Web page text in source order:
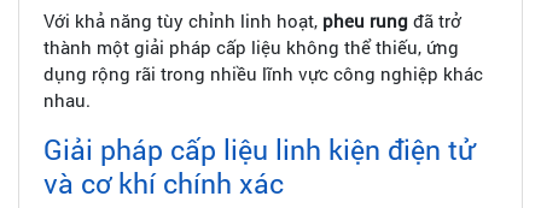
Với khả năng tùy chỉnh linh hoạt, pheu rung đã trở
thành một giải pháp cấp liệu không thể thiếu, ứng
dụng rộng rãi trong nhiều lĩnh vực công nghiệp khác
nhau.
Giải pháp cấp liệu linh kiện điện tử
và cơ khí chính xác